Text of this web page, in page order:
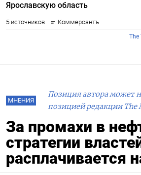
МНЕНИЯ
Позиция автора может
позицией редакции The
За промахи в
стратегии
расплачивается